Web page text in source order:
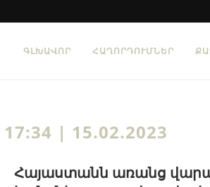
ԳԼԽԱՎՈՐ ՀԱՂՈՐԴՈՒՄՆԵՐ
17:34 | 15.02.2023
Հայաստանն առանց